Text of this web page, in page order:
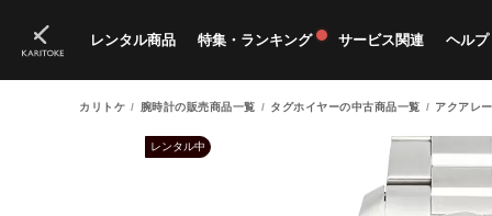
レンタル商品
ブランド一覧 すべての商品 新入荷商品 新
特集・ランキング
特集 ランキング
サービス関連
料金プラン 獲
ヘルプ
ご
カリトケ 腕時計の販売商品一覧 タグホイヤーの中古商品一覧 アクアレ
レンタル中